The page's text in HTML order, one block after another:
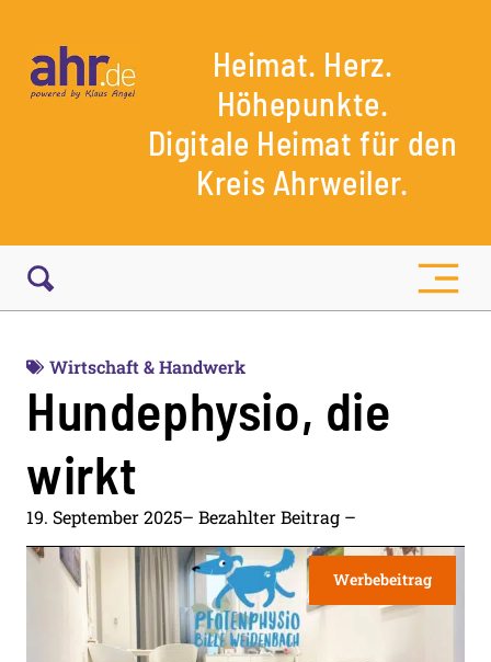
Heimat. Herz.
Höhepunkte.
Digitale Heimat für den
Kreis Ahrweiler.
Wirtschaft & Handwerk
Hundephysio, die
wirkt
19. September 2025– Bezahlter Beitrag –
Werbebeitrag